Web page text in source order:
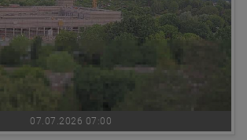
07.07.2026 07:00